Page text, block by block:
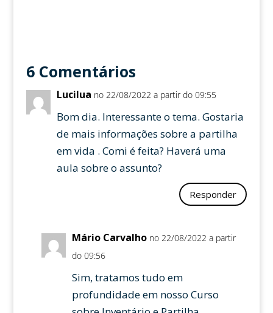
6 Comentários
Lucilua no 22/08/2022 a partir do 09:55
Bom dia. Interessante o tema. Gostaria
de mais informações sobre a partilha
em vida . Comi é feita? Haverá uma
aula sobre o assunto?
Responder
Mário Carvalho no 22/08/2022 a partir
do 09:56
Sim, tratamos tudo em
profundidade em nosso Curso